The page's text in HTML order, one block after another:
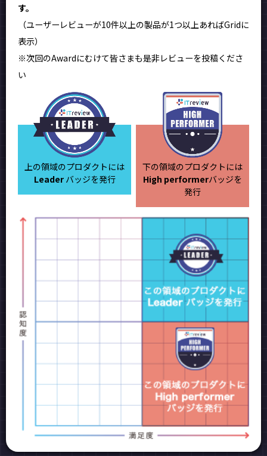
す。
（ユーザーレビューが10件以上の製品が1つ以上あればGridに
表示）
※次回のAwardにむけて皆さまも是非レビューを投稿くださ
い
上の領域のプロダクトには
Leaderバッジを発行
下の領域のプロダクトには
High performerバッジを
発行